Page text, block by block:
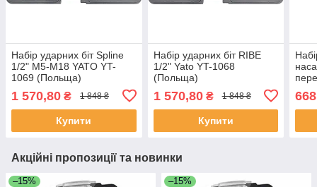
Набір ударних біт Spline
1/2" М5-М18 YATO YT-
1069 (Польща)
1 570,80 ₴ 1 848 ₴
Купити
Набір ударних біт RIBE
1/2" Yato YT-1068
(Польща)
1 570,80₴ 1 848 ₴
Купити
Акційні пропозиції та новинки
–15% –15%